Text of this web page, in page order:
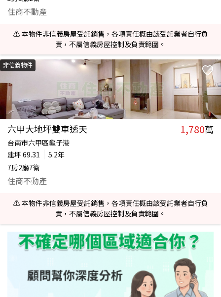
住商不動產
⚠️ 本物件非信義房屋受託銷售，各項責任概由該受託業者自行負
責，不屬信義房屋控制及負責範圍。
非信義物件
六甲大地坪雙車透天 1,780萬
台南市六甲區龜子港
建坪 69.31
5.2年
7房2廳7衛
住商不動產
⚠️ 本物件非信義房屋受託銷售，各項責任概由該受託業者自行負
責，不屬信義房屋控制及負責範圍。